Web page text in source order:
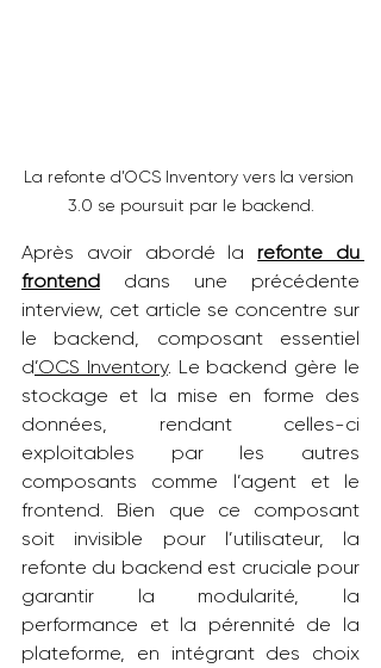
La refonte d’OCS Inventory vers la version
3.0 se poursuit par le backend.
Après avoir abordé la refonte du
frontend
dans une précédente
interview, cet article se concentre sur
le backend, composant essentiel
d’OCS Inventory. Le backend gère le
stockage et la mise en forme des
données, rendant celles-ci
exploitables par les autres
composants comme l’agent et le
frontend. Bien que ce composant
soit invisible pour l’utilisateur, la
refonte du backend est cruciale pour
garantir la modularité, la
performance et la pérennité de la
plateforme, en intégrant des choix